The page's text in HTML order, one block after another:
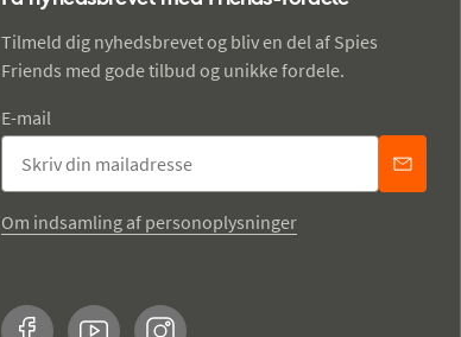
Tilmeld dig nyhedsbrevet og bliv en del af Spies
Friends med gode tilbud og unikke fordele.
E-mail
Om indsamling af personoplysninger